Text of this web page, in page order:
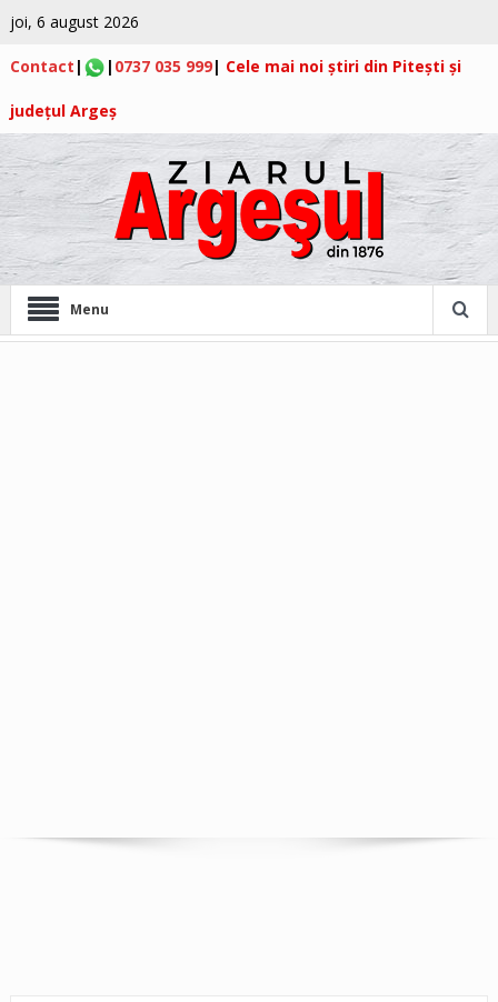
joi, 6 august 2026
Contact | | 0737 035 999| Cele mai noi știri din Pitești și
județul Argeș
Menu